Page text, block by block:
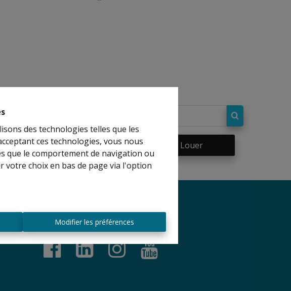
des technologies telles que les
ces technologies, vous nous
que le comportement de navigation ou
votre choix en bas de page via l'option
Modifier les préférences
À Vendre À Louer